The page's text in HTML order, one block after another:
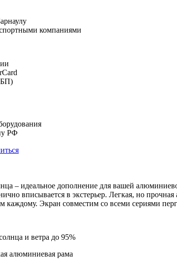
компаниями
РФ
– идеальное дополнение для вашей
вписывается в экстерьер. Легкая, но
каждому. Экран совместим со всеми сериями
и ветра до 95%
алюминиевая рама